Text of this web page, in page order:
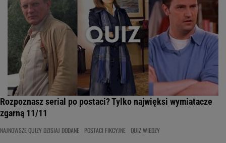
Rozpoznasz serial po postaci? Tylko najwięksi wymiatacze
zgarną 11/11
NAJNOWSZE QUIZY DZISIAJ DODANE POSTACI FIKCYJNE QUIZ WIEDZY